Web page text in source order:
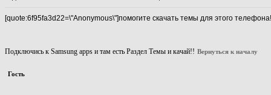
[quote:6f95fa3d22=\"Anonymous\"]помогите скачать темы для этого
Подключись к Samsung apps и там есть Раздел Темы и качай!! Вернуться к началу
Гость